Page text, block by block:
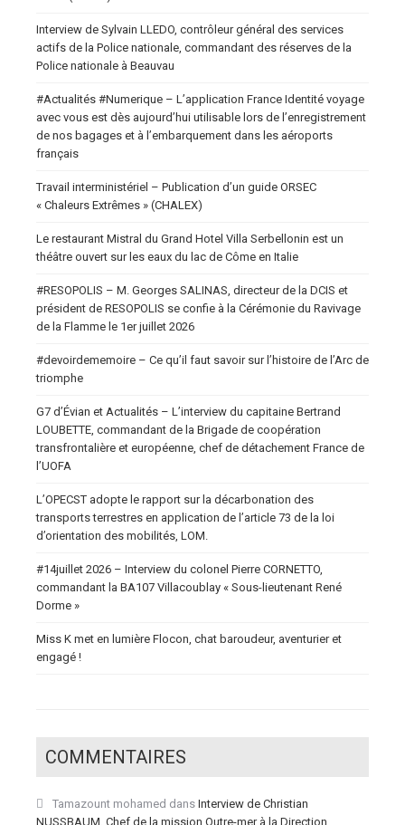
Interview de Sylvain LLEDO, contrôleur général des services
actifs de la Police nationale, commandant des réserves de la
Police nationale à Beauvau
#Actualités #Numerique – L’application France Identité voyage
avec vous est dès aujourd’hui utilisable lors de l’enregistrement
de nos bagages et à l’embarquement dans les aéroports
français
Travail interministériel – Publication d’un guide ORSEC
« Chaleurs Extrêmes » (CHALEX)
Le restaurant Mistral du Grand Hotel Villa Serbellonin est un
théâtre ouvert sur les eaux du lac de Côme en Italie
#RESOPOLIS – M. Georges SALINAS, directeur de la DCIS et
président de RESOPOLIS se confie à la Cérémonie du Ravivage
de la Flamme le 1er juillet 2026
#devoirdememoire – Ce qu’il faut savoir sur l’histoire de l’Arc de
triomphe
G7 d’Évian et Actualités – L’interview du capitaine Bertrand
LOUBETTE, commandant de la Brigade de coopération
transfrontalière et européenne, chef de détachement France de
l’UOFA
L’OPECST adopte le rapport sur la décarbonation des
transports terrestres en application de l’article 73 de la loi
d’orientation des mobilités, LOM.
#14juillet 2026 – Interview du colonel Pierre CORNETTO,
commandant la BA107 Villacoublay « Sous-lieutenant René
Dorme »
Miss K met en lumière Flocon, chat baroudeur, aventurier et
engagé !
COMMENTAIRES
Tamazount mohamed dans Interview de Christian
NUSSBAUM, Chef de la mission Outre-mer à la Direction